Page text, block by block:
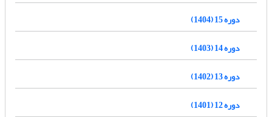
دوره 15 (1404)
دوره 14 (1403)
دوره 13 (1402)
دوره 12 (1401)